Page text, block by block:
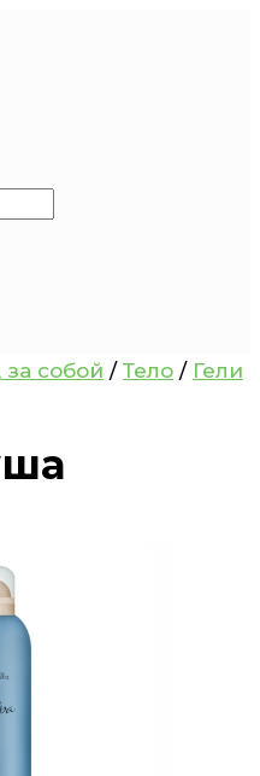
за собой / Тело / Гели